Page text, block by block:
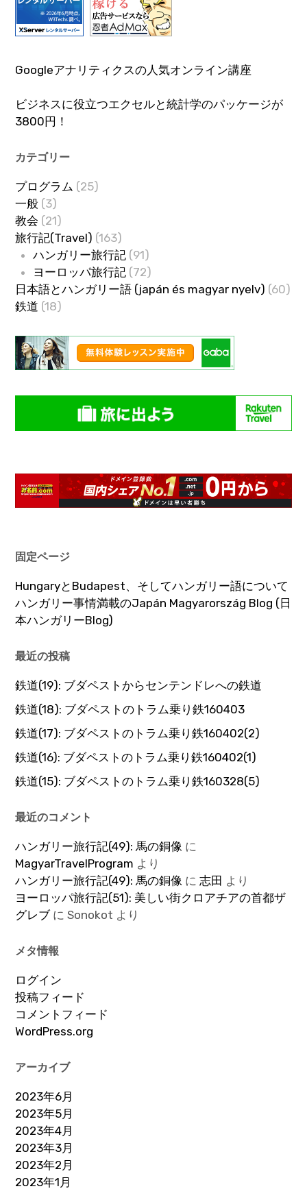
Googleアナリティクスの人気オンライン講座
ビジネスに役立つエクセルと統計学のパッケージが
3800円！
カテゴリー
プログラム (25)
一般 (3)
教会 (21)
旅行記(Travel) (163)
ハンガリー旅行記(91)
ヨーロッパ旅行記(72)
日本語とハンガリー語 (japán és magyar nyelv) (60)
鉄道 (18)
固定ページ
HungaryとBudapest、そしてハンガリー語について
ハンガリー事情満載のJapán Magyarország Blog (日
本ハンガリーBlog)
最近の投稿
鉄道(19): ブダペストからセンテンドレへの鉄道
鉄道(18): ブダペストのトラム乗り鉄160403
鉄道(17): ブダペストのトラム乗り鉄160402(2)
鉄道(16): ブダペストのトラム乗り鉄160402(1)
鉄道(15): ブダペストのトラム乗り鉄160328(5)
最近のコメント
ハンガリー旅行記(49): 馬の銅像 に
MagyarTravelProgram より
ハンガリー旅行記(49): 馬の銅像 に志田 より
ヨーロッパ旅行記(51): 美しい街クロアチアの首都ザ
グレブにSonokot より
メタ情報
ログイン
投稿フィード
コメントフィード
WordPress.org
アーカイブ
2023年6月
2023年5月
2023年4月
2023年3月
2023年2月
2023年1月